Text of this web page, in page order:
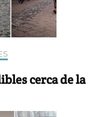
cerca de la